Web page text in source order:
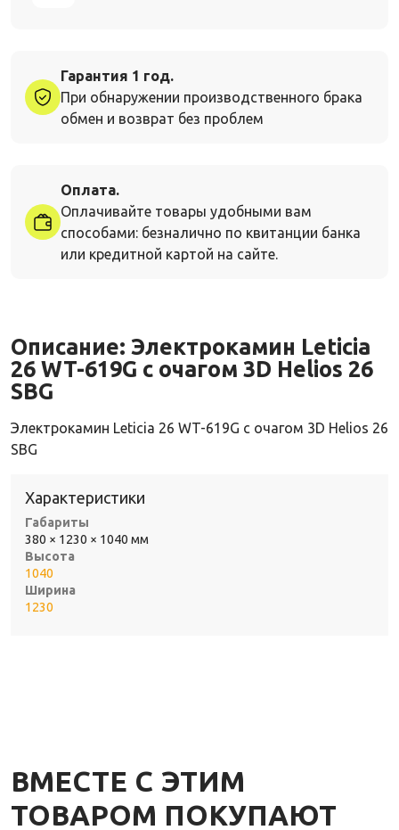
Гарантия 1 год.
При обнаружении производственного брака
обмен и возврат без проблем
Оплата.
Оплачивайте товары удобными вам
способами: безналично по квитанции банка
или кредитной картой на сайте.
Описание: Электрокамин Leticia
26 WT-619G с очагом 3D Helios 26
SBG
Электрокамин Leticia 26 WT-619G с очагом 3D Helios 26
SBG
Характеристики
Габариты
380 × 1230 × 1040 мм
Высота
1040
Ширина
1230
ВМЕСТЕ С ЭТИМ
ТОВАРОМ ПОКУПАЮТ